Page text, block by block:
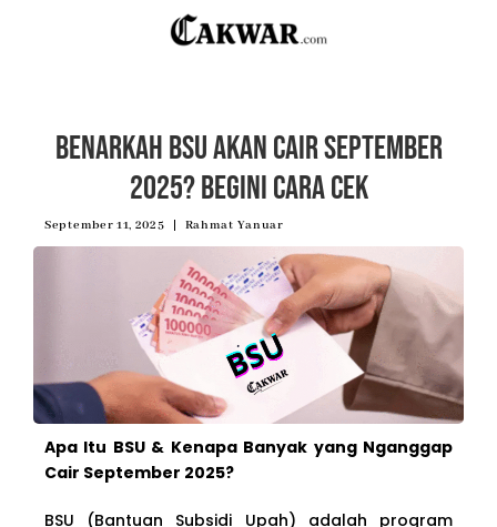
Benarkah BSU Akan Cair September
2025? Begini Cara Cek
September 11, 2025 Rahmat Yanuar
Apa Itu BSU & Kenapa Banyak yang Nganggap
Cair September 2025?
BSU (Bantuan Subsidi Upah) adalah program